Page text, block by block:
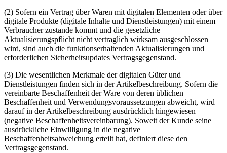
(2) Sofern ein Vertrag über Waren mit digitalen Elementen oder über
digitale Produkte (digitale Inhalte und Dienstleistungen) mit einem
Verbraucher zustande kommt und die gesetzliche
Aktualisierungspflicht nicht vertraglich wirksam ausgeschlossen
wird, sind auch die funktionserhaltenden Aktualisierungen und
erforderlichen Sicherheitsupdates Vertragsgegenstand.
(3) Die wesentlichen Merkmale der digitalen Güter und
Dienstleistungen finden sich in der Artikelbeschreibung. Sofern die
vereinbarte Beschaffenheit der Ware von deren üblichen
Beschaffenheit und Verwendungsvoraussetzungen abweicht, wird
darauf in der Artikelbeschreibung ausdrücklich hingewiesen
(negative Beschaffenheitsvereinbarung). Soweit der Kunde seine
ausdrückliche Einwilligung in die negative
Beschaffenheitsabweichung erteilt hat, definiert diese den
Vertragsgegenstand.